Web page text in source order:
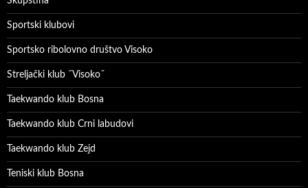
Sportski klubovi
Sportsko ribolovno društvo Visoko
Streljački klub ˝Visoko˝
Taekwando klub Bosna
Taekwando klub Crni labudovi
Taekwando klub Zejd
Teniski klub Bosna